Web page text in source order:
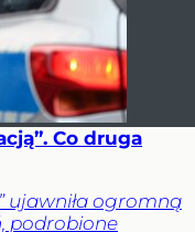
Co druga
ujawniła ogromną
podrobione